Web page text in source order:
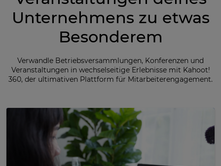
Unternehmens zu etwas
Besonderem
Verwandle Betriebsversammlungen, Konferenzen und
Veranstaltungen in wechselseitige Erlebnisse mit Kahoot!
360, der ultimativen Plattform für Mitarbeiterengagement.